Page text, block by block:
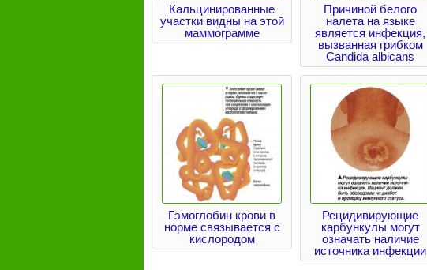
Кальцинированные
участки видны на этой
маммограмме
Причиной белого
налета на языке
является инфекция,
вызванная грибком
Candida albicans
Гэмоглобин крови в
норме связывается с
кислородом
Рецидивирующие
карбункулы могут
означать наличие
источника инфекции